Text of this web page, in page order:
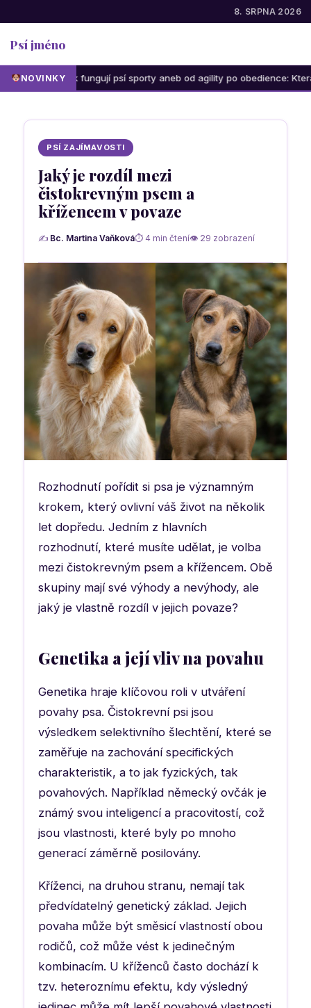
8. SRPNA 2026
Psí jméno
NOVINKY
Jak fungují psí sporty aneb od agility po obedience: Která aktivita
PSÍ ZAJÍMAVOSTI
Jaký je rozdíl mezi
čistokrevným psem a
křížencem v povaze
✍ Bc. Martina Vaňková⏱ 4 min čtení👁 29 zobrazení
Rozhodnutí pořídit si psa je významným
krokem, který ovlivní váš život na několik
let dopředu. Jedním z hlavních
rozhodnutí, které musíte udělat, je volba
mezi čistokrevným psem a křížencem. Obě
skupiny mají své výhody a nevýhody, ale
jaký je vlastně rozdíl v jejich povaze?
Genetika a její vliv na povahu
Genetika hraje klíčovou roli v utváření
povahy psa. Čistokrevní psi jsou
výsledkem selektivního šlechtění, které se
zaměřuje na zachování specifických
charakteristik, a to jak fyzických, tak
povahových. Například německý ovčák je
známý svou inteligencí a pracovitostí, což
jsou vlastnosti, které byly po mnoho
generací záměrně posilovány.
Kříženci, na druhou stranu, nemají tak
předvídatelný genetický základ. Jejich
povaha může být směsicí vlastností obou
rodičů, což může vést k jedinečným
kombinacím. U kříženců často dochází k
tzv. heteroznímu efektu, kdy výsledný